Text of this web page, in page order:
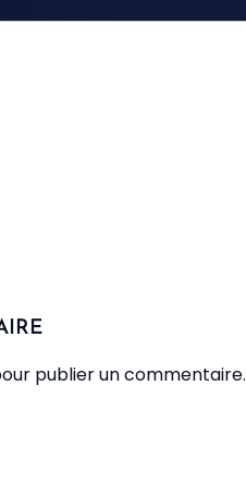
publier un commentaire.